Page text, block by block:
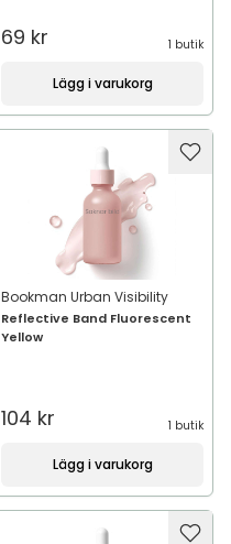
69 kr 1 butik
Lägg i varukorg
Bookman Urban Visibility
Reflective Band Fluorescent
Yellow
104 kr 1 butik
Lägg i varukorg